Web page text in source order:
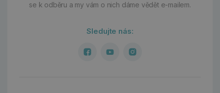
se k odběru a my vám o nich dáme vědět e-mailem.
Sledujte nás: